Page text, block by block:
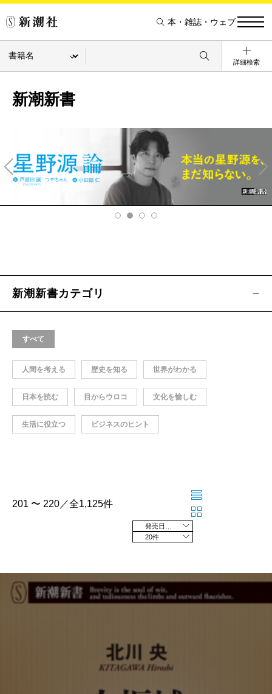
本・雑誌・ウェブ
詳細検索
新潮新書
v
Ne
xt
新潮新書カテゴリ
すべて
人間を考える 歴史を知る 世界がわかる
日本を読む 目からウロコ 文化を愉しむ
生活に役立つ ビジネスのヒント
201 〜 220／全1,125件
20件